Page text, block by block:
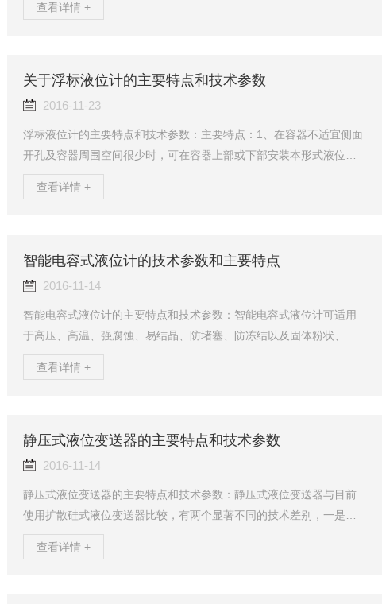
3、适用于易燃易爆、有毒和腐蚀性介质中进行液位测量；4、适用于
适用于重油、沥青等液位的测量；8、适用于工业污水及城市污水等液
位的测量；9、可选底部或顶部安装；10、带...
查看详情 +
关于浮标液位计的主要特点和技术参数
2016-11-23
浮标液位计的主要特点和技术参数：主要特点：1、在容器不适宜侧面
开孔及容器周围空间很少时，可在容器上部或下部安装本形式液位
变；4、加装液位开关变送器及控制开关，不需停机可随时安装调整；
2、介质密度0.6g/cm3；3、测量范围:L=20m内的任意测量范围，对大
于20m的范围由用户，按特殊规格；...
查看详情 +
智能电容式液位计的技术参数和主要特点
2016-11-14
智能电容式液位计的主要特点和技术参数：智能电容式液位计可适用
于高压、高温、强腐蚀、易结晶、防堵塞、防冻结以及固体粉状、粒
业过程中的检测控制。采用单片机处理技术，专门针对合成氨行业中
少,一般情况下,不必进行常规的大中小修。2、安装方便:内装式结构尤
其显示出这一特点,一个人一把扳手,十几分钟即可装好...
查看详情 +
静压式液位变送器的主要特点和技术参数
2016-11-14
静压式液位变送器的主要特点和技术参数：静压式液位变送器与目前
使用扩散硅式液位变送器比较，有两个显著不同的技术差别，一是测
因而500系列产品有着*的技术性能，广泛适用于石油、化工、冶金、
查看详情 +